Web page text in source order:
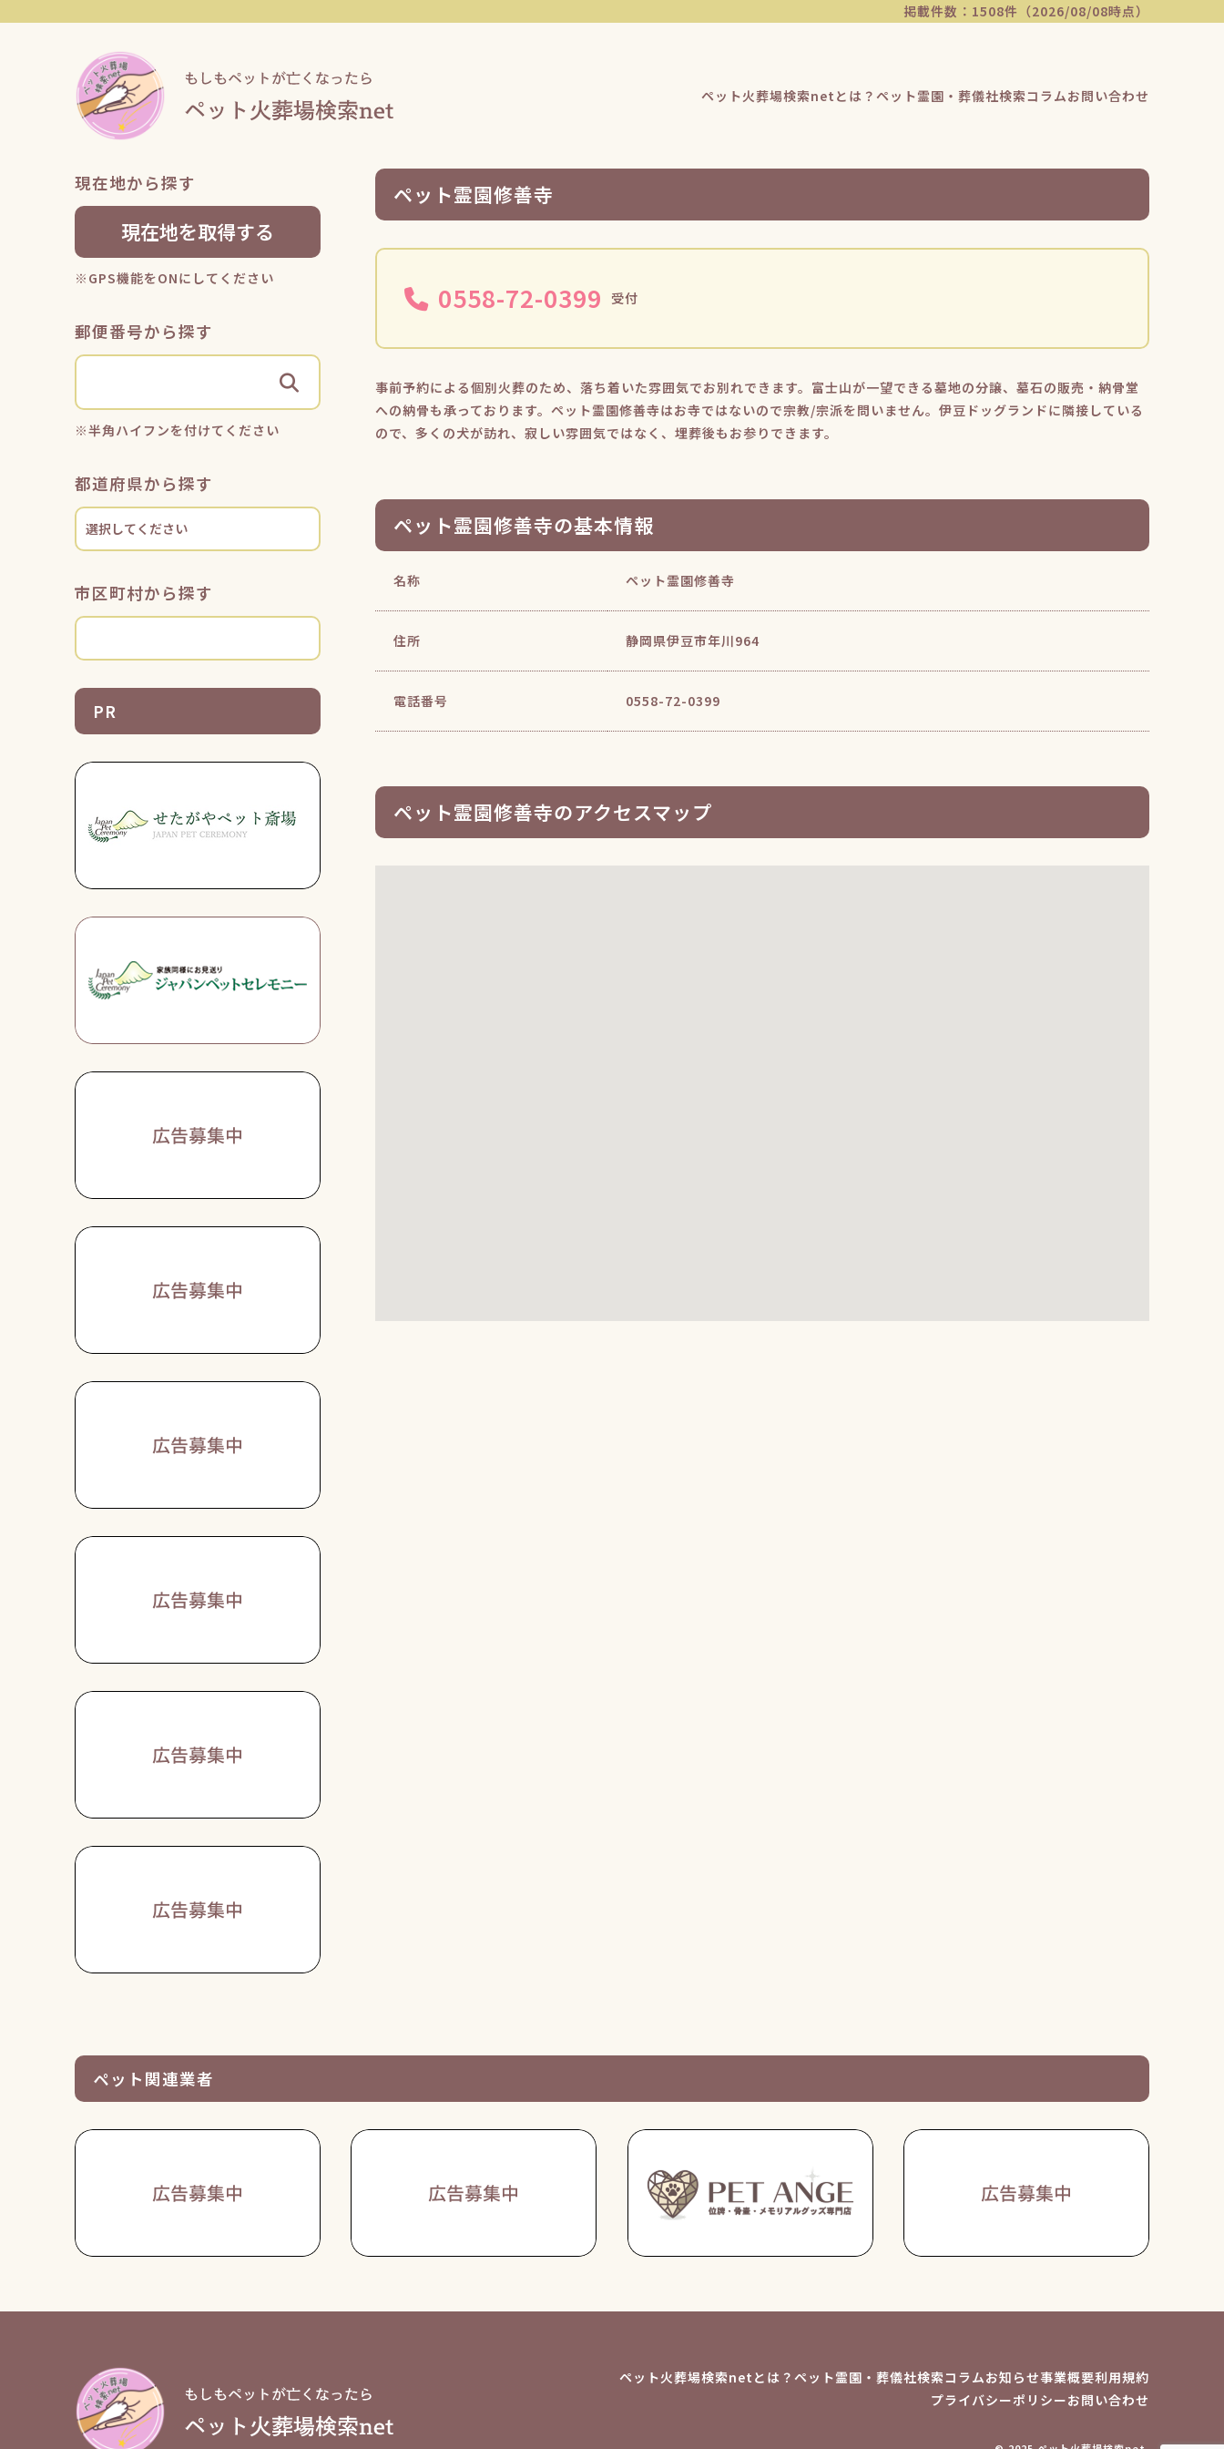
掲載件数：1508件（2026/08/08時点）
ペット火葬場検索netとは？ ペット霊園・葬儀社検索コラムお問い合わせ
現在地から探す
現在地を取得する
※GPS機能をONにしてください
郵便番号から探す
※半角ハイフンを付けてください
都道府県から探す
市区町村から探す
PR
ペット霊園修善寺
0558-72-0399 受付
事前予約による個別火葬のため、落ち着いた雰囲気でお別れできます。富士山が一望できる墓地の分譲、墓石の販売・納骨堂
への納骨も承っております。ペット霊園修善寺はお寺ではないので宗教/宗派を問いません。伊豆ドッグランドに隣接している
ので、多くの犬が訪れ、寂しい雰囲気ではなく、埋葬後もお参りできます。
ペット霊園修善寺の基本情報
名称 ペット霊園修善寺
住所 静岡県伊豆市年川964
電話番号 0558-72-0399
ペット霊園修善寺のアクセスマップ
ペット関連業者
ペット火葬場検索netとは？ ペット霊園・葬儀社検索コラムお知らせ事業概要利用規約
プライバシーポリシーお問い合わせ